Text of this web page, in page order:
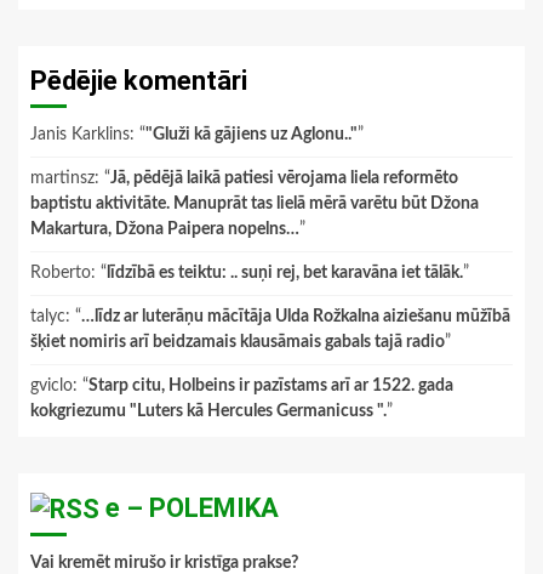
Pēdējie komentāri
Janis Karklins: “"Gluži kā gājiens uz Aglonu.."”
martinsz: “Jā, pēdējā laikā patiesi vērojama liela reformēto
baptistu aktivitāte. Manuprāt tas lielā mērā varētu būt Džona
Makartura, Džona Paipera nopelns…”
Roberto: “ līdzībā es teiktu: .. suņi rej, bet karavāna iet tālāk.”
talyc: “…līdz ar luterāņu mācītāja Ulda Rožkalna aiziešanu mūžībā
šķiet nomiris arī beidzamais klausāmais gabals tajā radio”
gviclo: “Starp citu, Holbeins ir pazīstams arī ar 1522. gada
kokgriezumu "Luters kā Hercules Germanicuss ".”
e – POLEMIKA
Vai kremēt mirušo ir kristīga prakse?